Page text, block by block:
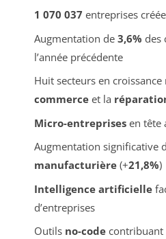
1 070 037 entreprises
Augmentation de 3,6% des
l’année précédente
Huit secteurs en
commerceet la
Micro-entreprisesen tête
Augmentation significative
manufacturière(+21,8%)
Intelligence artificielle
d’entreprises
Outils no-codecontribuant